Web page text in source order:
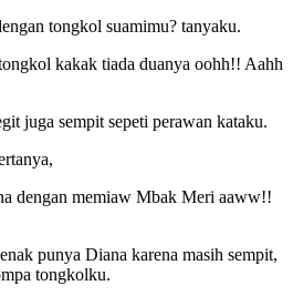
tongkol suamimu? tanyaku.
kakak tiada duanya oohh!! Aahh
juga sempit sepeti perawan kataku.
dengan memiaw Mbak Meri aaww!!
punya Diana karena masih sempit,
tongkolku.